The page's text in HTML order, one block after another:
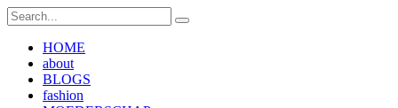
HOME
about
BLOGS
fashion